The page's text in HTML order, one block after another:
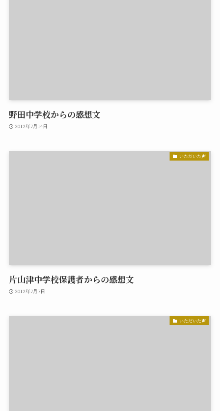
野田中学校からの感想文
2012年7月14日
いただいた声
片山津中学校保護者からの感想文
2012年7月7日
いただいた声